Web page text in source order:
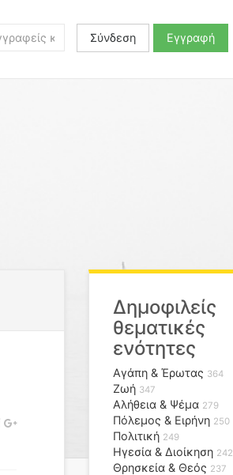
Σύνδεση Εγγραφή
Δημοφιλείς
θεματικές
ενότητες
Αγάπη & Έρωτας 364
Ζωή 347
Αλήθεια & Ψέμα 279
Πόλεμος & Ειρήνη 250
Πολιτική 249
Ηγεσία & Διοίκηση 242
Θρησκεία & Θεός 237